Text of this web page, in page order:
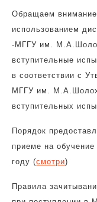
Обращаем
использованием
-МГГУ им.
вступительные
в соответствии с
МГГУ им.
вступительных
Порядок
приеме на
году (смотри)
Правила